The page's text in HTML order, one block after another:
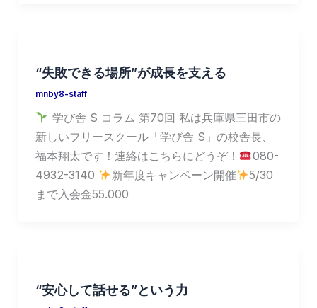
“失敗できる場所”が成長を支える
mnby8-staff
学び舎 S コラム 第70回 私は兵庫県三田市の
新しいフリースクール「学び舎 S」の校舎長、
福本翔太です！連絡はこちらにどうぞ！
080-
4932-3140
新年度キャンペーン開催
5/30
まで入会金55.000
“安心して話せる”という力